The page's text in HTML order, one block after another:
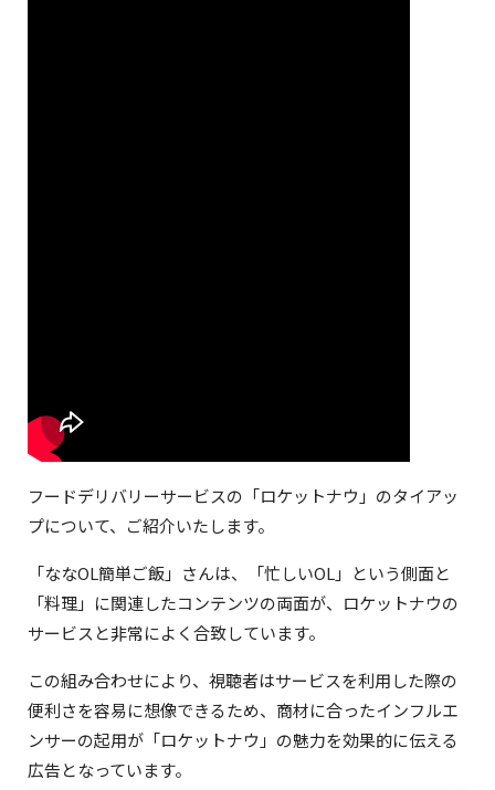
フードデリバリーサービスの「ロケットナウ」のタイアッ
プについて、ご紹介いたします。
「ななOL簡単ご飯」さんは、「忙しいOL」という側面と
「料理」に関連したコンテンツの両面が、ロケットナウの
サービスと非常によく合致しています。
この組み合わせにより、視聴者はサービスを利用した際の
便利さを容易に想像できるため、商材に合ったインフルエ
ンサーの起用が「ロケットナウ」の魅力を効果的に伝える
広告となっています。